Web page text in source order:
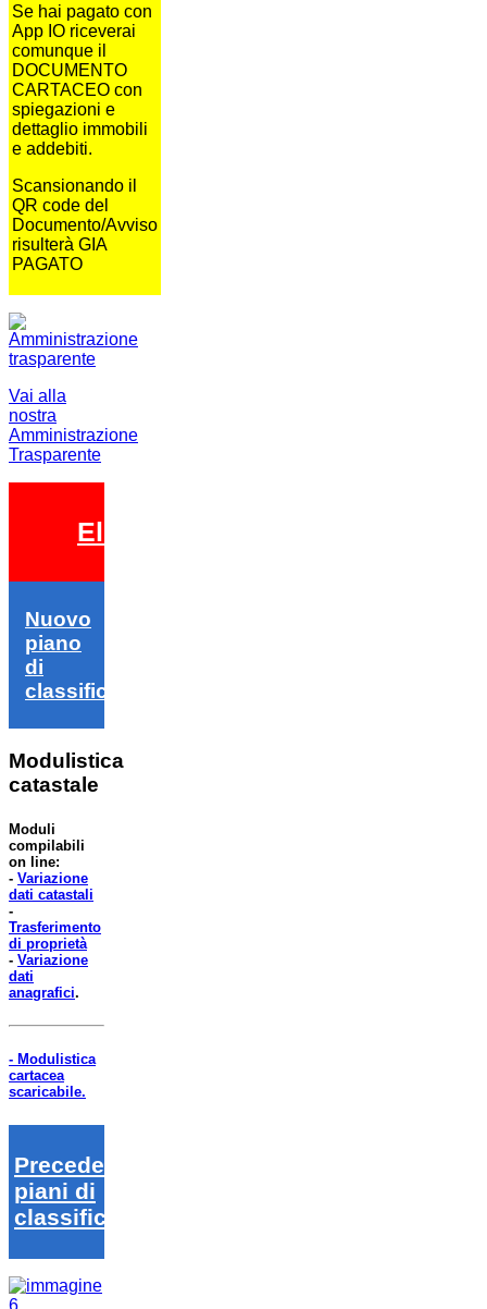
Se hai pagato con
App IO riceverai
comunque il
DOCUMENTO
CARTACEO con
spiegazioni e
dettaglio immobili
e addebiti.
Scansionando il
QR code del
Documento/Avviso
risulterà GIA
PAGATO
Vai alla
nostra
Amministrazione
Trasparente
Elezioni 2026
Nuovo
piano
di
classifica
Modulistica
catastale
Moduli
compilabili
on line:
- Variazione
dati catastali
-
Trasferimento
di proprietà
- Variazione
dati
anagrafici.
- Modulistica
cartacea
scaricabile.
Precedenti
piani di
classifica